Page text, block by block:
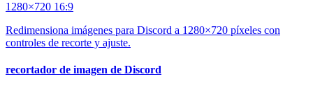
1280×720 16:9
Redimensiona imágenes para Discord a 1280×720 píxeles con
controles de recorte y ajuste.
recortador de imagen de Discord